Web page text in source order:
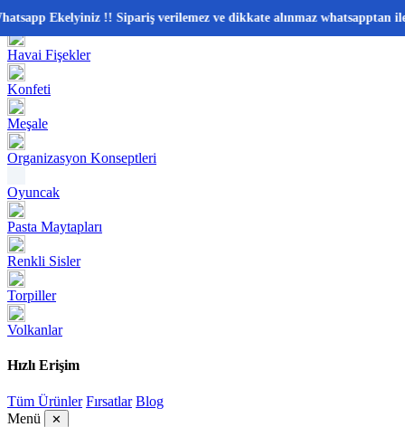
Ekelyiniz !! Sipariş verilemez ve dikkate alınmaz whatsapptan
📂 Kategoriler
Havai Fişekler
Konfeti
Meşale
Organizasyon Konseptleri
Oyuncak
Pasta Maytapları
Renkli Sisler
Torpiller
Volkanlar
Hızlı Erişim
Tüm Ürünler Fırsatlar Blog
Menü
✕